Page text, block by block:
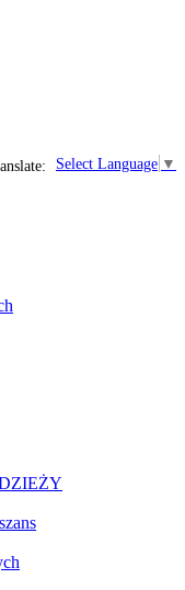
Select Language ▼